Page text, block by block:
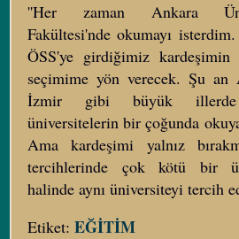
''Her zaman Ankara
Fakültesi'nde okumayı
ÖSS'ye girdiğimiz
seçimime yön verecek. Şu an
İzmir gibi büyük
üniversitelerin bir çoğunda
Ama kardeşimi yalnız
tercihlerinde çok kötü bir
halinde aynı üniversiteyi tercih
Etiket:EĞİTİM